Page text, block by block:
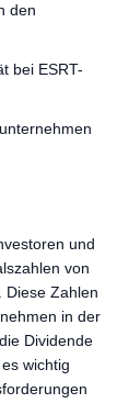
den
bei ESRT-
und
von
Diese Zahlen
in der
Dividende
wichtig